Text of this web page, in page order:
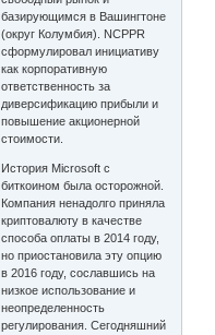
базирующимся в Вашингтоне
(округ Колумбия). NCPPR
сформулировал инициативу
как корпоративную
ответственность за
диверсификацию прибыли и
повышение акционерной
стоимости.
История Microsoft с
биткоином была осторожной.
Компания ненадолго приняла
криптовалюту в качестве
способа оплаты в 2014 году,
но приостановила эту опцию
в 2016 году, сославшись на
низкое использование и
неопределенность
регулирования. Сегодняшний